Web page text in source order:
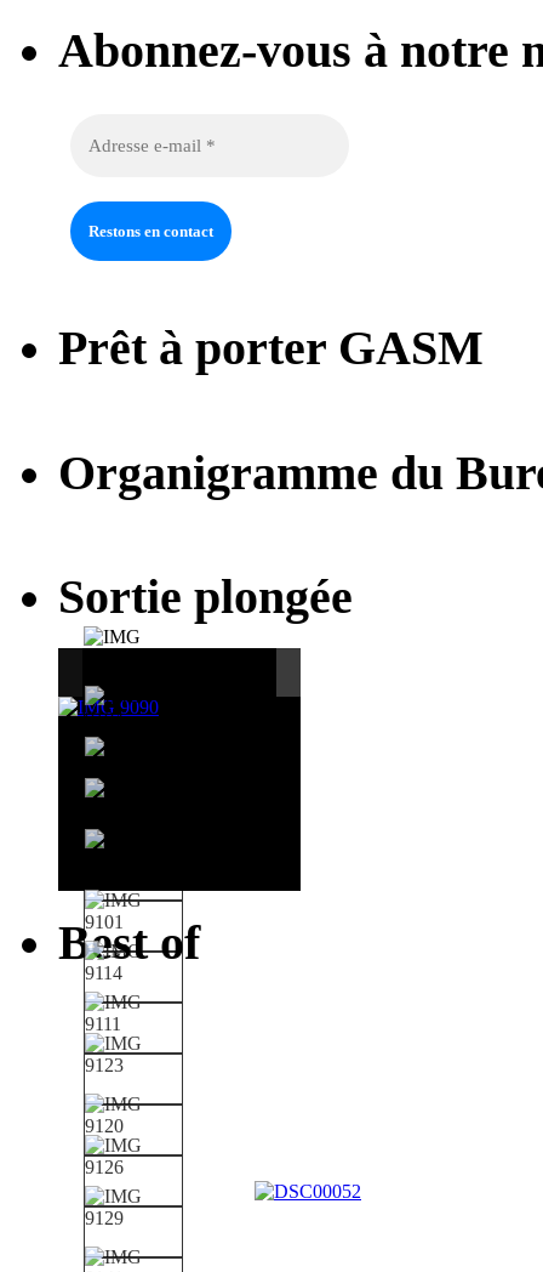
Abonnez-vous à notre
Prêt à porter GASM
Organigramme du
Sortie plongée
Best of